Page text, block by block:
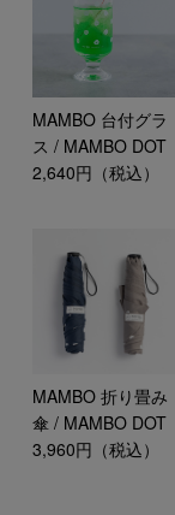
MAMBO 台付グラ
ス / MAMBO DOT
2,640円（税込）
MAMBO 折り畳み
傘 / MAMBO DOT
3,960円（税込）